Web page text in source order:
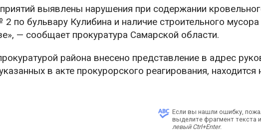
выявлены нарушения при содержании
по бульвару Кулибина и наличие строительного
— сообщает прокуратура Самарской области.
района внесено представление в адрес
в акте прокурорского реагирования, находится
Если вы нашли ошибку,
выделите фрагмент текста
левый Ctrl+Enter.